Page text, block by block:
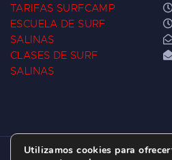
TARIFAS SURFCAMP
ESCUELA DE SURF
SALINAS
CLASES DE SURF
SALINAS
Utilizamos cookies para